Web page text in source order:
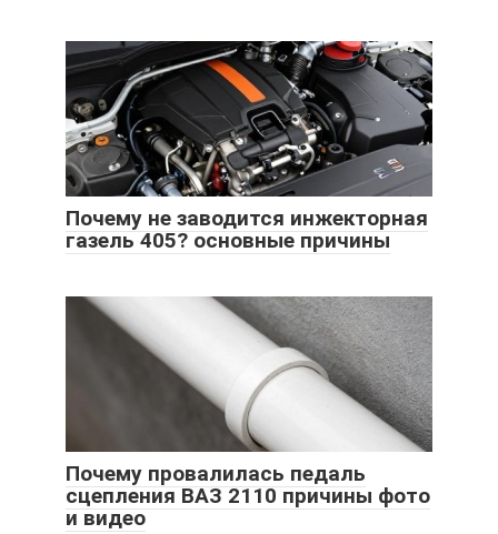
Почему не заводится инжекторная
газель 405? основные причины
Почему провалилась педаль
сцепления ВАЗ 2110 причины фото
и видео